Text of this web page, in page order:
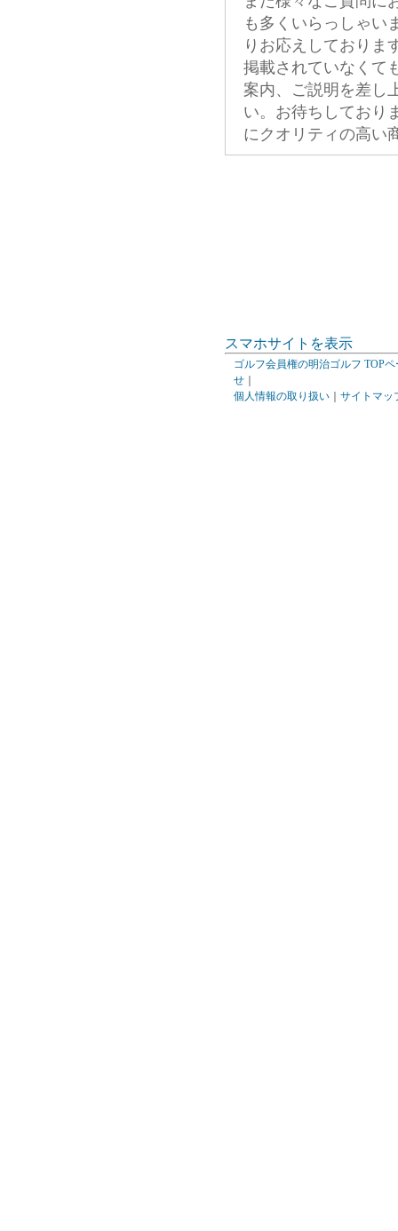
も多くいらっしゃい
りお応えしておりま
掲載されていなくて
案内、ご説明を差し
い。お待ちしており
にクオリティの高い
スマホサイトを表示
ゴルフ会員権の明治ゴルフ TOPペ
せ
個人情報の取り扱い
サイトマッ